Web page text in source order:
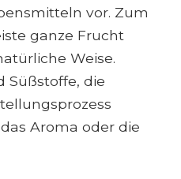
vor. Zum
ganze Frucht
Weise.
Süßstoffe, die
Aroma oder die